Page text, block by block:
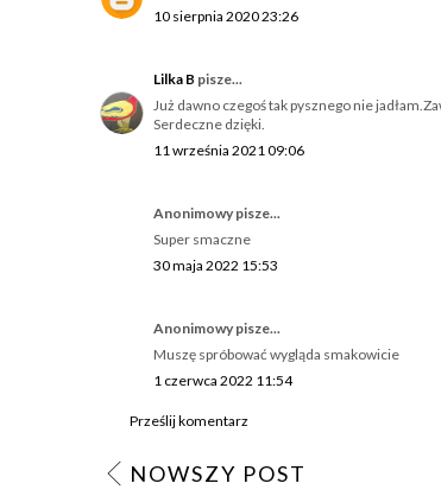
10 sierpnia 2020 23:26
Lilka B pisze...
Już dawno czegoś tak pysznego nie
Serdeczne dzięki.
11 września 2021 09:06
Anonimowy pisze...
Super smaczne
30 maja 2022 15:53
Anonimowy pisze...
Muszę spróbować wygląda smakowicie
1 czerwca 2022 11:54
Prześlij komentarz
NOWSZY POST